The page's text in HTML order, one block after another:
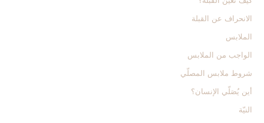
الانحراف عن القبلة
الملابس‏
الواجب من الملابس
شروط ملابس المصلّي
أين يُصَلّي الإنسان؟
النيّة